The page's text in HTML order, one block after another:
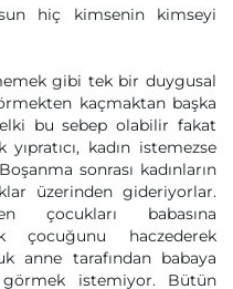
hiç kimsenin kimseyi
gibi tek bir duygusal
kaçmaktan başka
bu sebep olabilir fakat
kadın istemezse
sonrası kadınların
üzerinden gideriyorlar.
çocukları babasına
çocuğunu haczederek
anne tarafından babaya
istemiyor. Bütün